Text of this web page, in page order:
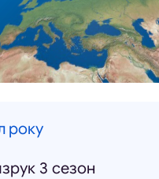
року
3 сезон